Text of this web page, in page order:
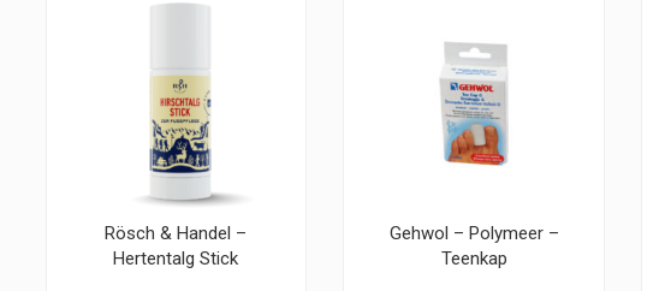
Rösch & Handel –
Hertentalg Stick
Gehwol – Polymeer –
Teenkap